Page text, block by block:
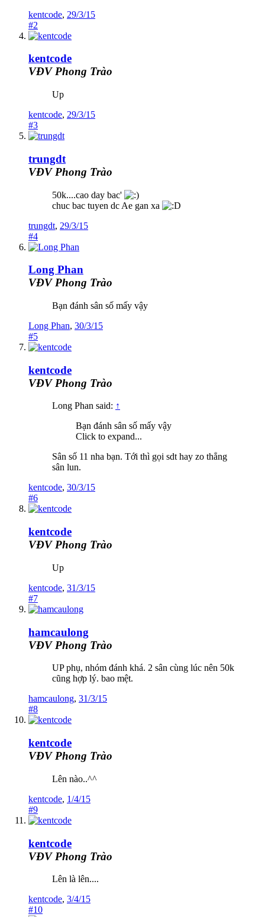
kentcode, 29/3/15
#2
kentcode
VĐV Phong Trào
Up
kentcode, 29/3/15
#3
trungdt
VĐV Phong Trào
50k....cao day bac'
chuc bac tuyen dc Ae gan xa
trungdt, 29/3/15
#4
Long Phan
VĐV Phong Trào
Bạn đánh sân số mấy vậy
Long Phan, 30/3/15
#5
kentcode
VĐV Phong Trào
Long Phan said: ↑
Bạn đánh sân số mấy vậy
Click to expand...
Sân số 11 nha bạn. Tới thì gọi sdt hay zo thẳng
sân lun.
kentcode, 30/3/15
#6
kentcode
VĐV Phong Trào
Up
kentcode, 31/3/15
#7
hamcaulong
VĐV Phong Trào
UP phụ, nhóm đánh khá. 2 sân cùng lúc nên 50k
cũng hợp lý. bao mệt.
hamcaulong, 31/3/15
#8
kentcode
VĐV Phong Trào
Lên nào..^^
kentcode, 1/4/15
#9
kentcode
VĐV Phong Trào
Lên là lên....
kentcode, 3/4/15
#10